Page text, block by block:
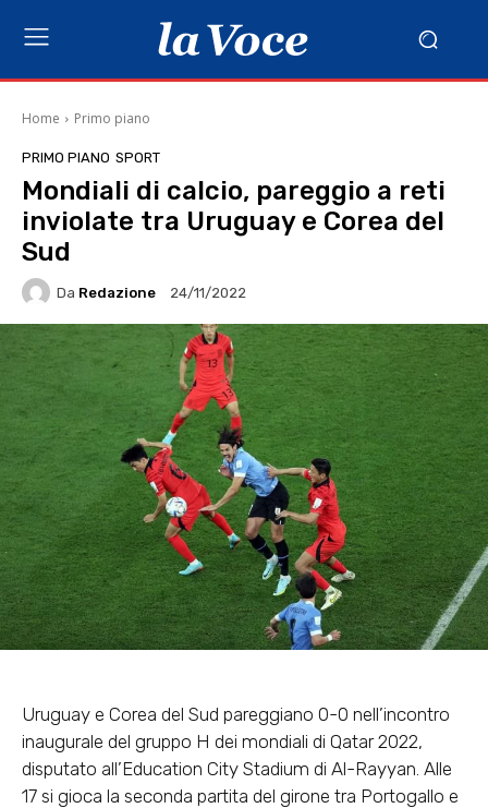
Home Primo piano
PRIMO PIANO SPORT
Mondiali di calcio, pareggio a reti
inviolate tra Uruguay e Corea del
Sud
Da Redazione 24/11/2022
Uruguay e Corea del Sud pareggiano 0-0 nell’incontro
inaugurale del gruppo H dei mondiali di Qatar 2022,
disputato all’Education City Stadium di Al-Rayyan. Alle
17 si gioca la seconda partita del girone tra Portogallo e